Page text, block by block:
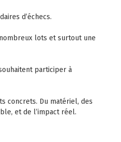
d’échecs.
lots et surtout une
participer à
concrets. Du matériel, des
et de l’impact réel.